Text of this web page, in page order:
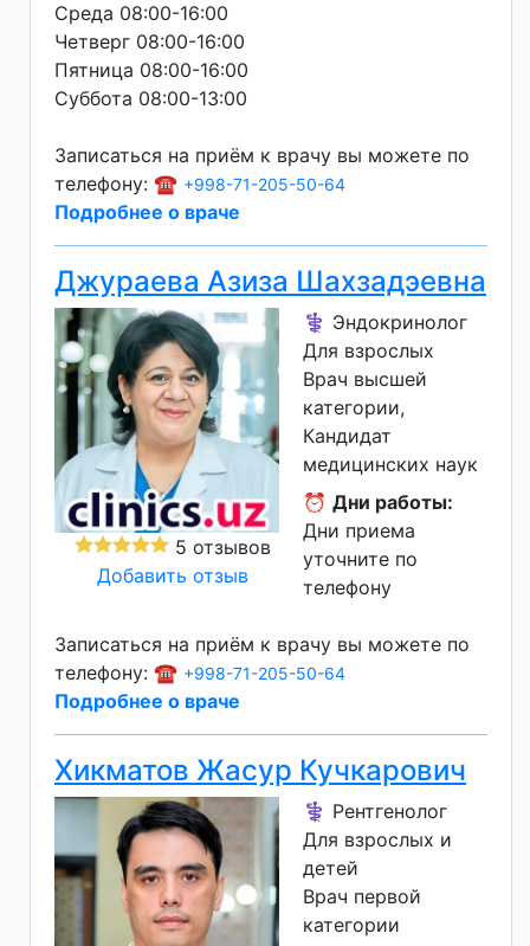
Среда 08:00-16:00
Четверг 08:00-16:00
Пятница 08:00-16:00
Суббота 08:00-13:00
Записаться на приём к врачу вы можете по
телефону: ☎️ +998-71-205-50-64
Подробнее о враче
Джураева Азиза Шахзадэевна
5 отзывов
Добавить отзыв
⚕️ Эндокринолог
Для взрослых
Врач высшей
категории
Кандидат
медицинских наук
⏰ Дни работы:
Дни приема
уточните по
телефону
Записаться на приём к врачу вы можете по
телефону: ☎️ +998-71-205-50-64
Подробнее о враче
Хикматов Жасур Кучкарович
⚕️ Рентгенолог
Для взрослых и
детей
Врач первой
категории